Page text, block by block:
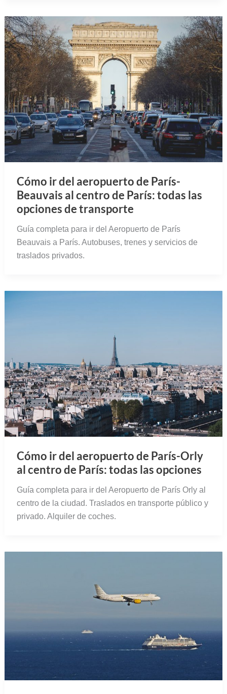
Cómo ir del aeropuerto de París-
Beauvais al centro de París: todas las
opciones de transporte
Guía completa para ir del Aeropuerto de París
Beauvais a París. Autobuses, trenes y servicios de
traslados privados.
Cómo ir del aeropuerto de París-Orly
al centro de París: todas las opciones
Guía completa para ir del Aeropuerto de París Orly al
centro de la ciudad. Traslados en transporte público y
privado. Alquiler de coches.